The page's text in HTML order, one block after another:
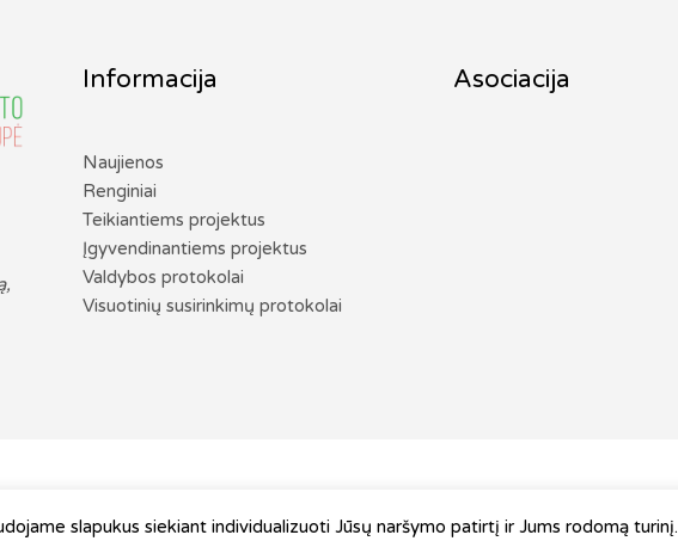
Informacija
Naujienos
Renginiai
Teikiantiems projektus
Įgyvendinantiems projektus
Valdybos protokolai
Visuotinių susirinkimų protokolai
Asociacija
slapukus siekiant individualizuoti Jūsų naršymo patirtį ir Jums rodomą turinį.